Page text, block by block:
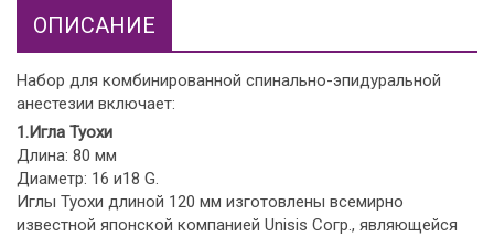
ОПИСАНИЕ
Набор для комбинированной спинально-эпидуральной
анестезии включает:
1.Игла Туохи
Длина: 80 мм
Диаметр: 16 и18 G.
Иглы Туохи длиной 120 мм изготовлены всемирно
известной японской компанией Unisis Согр., являющейся